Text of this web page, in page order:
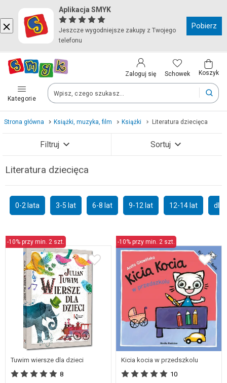
Aplikacja SMYK
Jeszcze wygodniejsze zakupy z Twojego
telefonu
Pobierz
Zaloguj się Schowek Koszyk
Kategorie
Kraj i język
Polska (Poland)
Twoje zamówienia dostarczymy na teren wybranego kraju.
Po zmianie kraju część produktów może zostać usunięta z
Strona główna Książki, muzyka, film Książki Literatura dziecięca
Filtruj
Zobacz wyniki (12448)
Literatura dziecięca
0-2 lata 3-5 lat 6-8 lat 9-12 lat 12-14 lat dla
Sortuj
-10% przy min. 2 szt.
Tuwim wiersze dla dzieci
8
-10% przy min. 2 szt.
Kicia kocia w przedszkolu
10